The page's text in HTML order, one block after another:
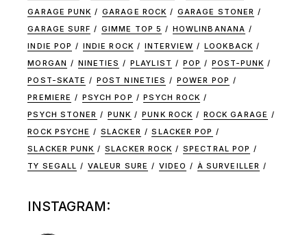
GARAGE PUNK
GARAGE ROCK
GARAGE STONER
GARAGE SURF
GIMME TOP 5
HOWLINBANANA
INDIE POP
INDIE ROCK INTERVIEW
LOOKBACK
MORGAN
NINETIES PLAYLIST POP
POST-PUNK
POST-SKATE
POST NINETIES
POWER POP
PREMIERE
PSYCH POP
PSYCH ROCK
PSYCH STONER
PUNK PUNK ROCK
ROCK GARAGE
ROCK PSYCHE
SLACKER
SLACKER POP
SLACKER PUNK
SLACKER ROCK
SPECTRAL POP
TY SEGALL
VALEUR SURE VIDEO À SURVEILLER
INSTAGRAM: